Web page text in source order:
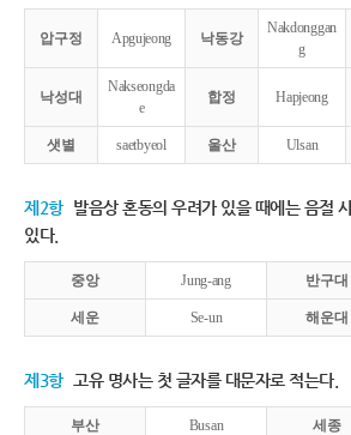
압구정 Apgujeong 낙동강
Nakdonggan
g
낙성대
Nakseongda
e
합정 Hapjeong
샛별 saetbyeol 울산 Ulsan
제2항 발음상 혼동의 우려가 있을 때에는 음절
있다.
중앙 Jung-ang 반구대
세운 Se-un 해운대
제3항 고유 명사는 첫 글자를 대문자로 적는다.
부산 Busan 세종